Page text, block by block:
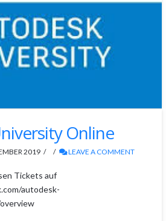
Online
2019 LEAVE A COMMENT
Tickets auf
autodesk-